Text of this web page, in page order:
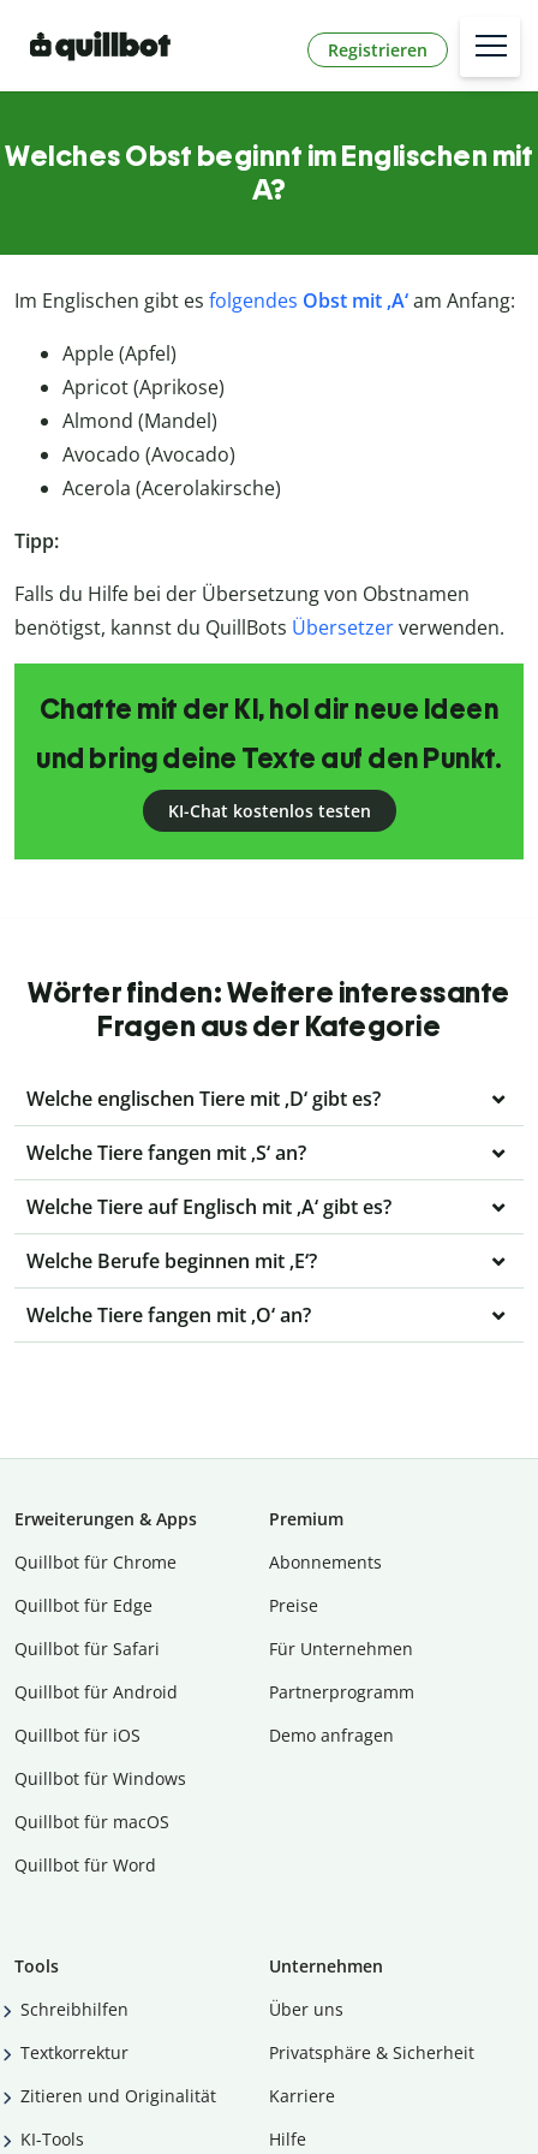
Registrieren
Welches Obst beginnt im Englischen mit
A?
Im Englischen gibt es folgendes Obst mit ‚A‘am Anfang:
Apple (Apfel)
Apricot (Aprikose)
Almond (Mandel)
Avocado (Avocado)
Acerola (Acerolakirsche)
Tipp:
Falls du Hilfe bei der Übersetzung von Obstnamen
benötigst, kannst du QuillBots Übersetzerverwenden.
Chatte mit der KI, hol dir neue Ideen
und bring deine Texte auf den Punkt.
KI-Chat kostenlos testen
Wörter finden: Weitere interessante
Fragen aus der Kategorie
Welche englischen Tiere mit ‚D‘ gibt es?
Welche Tiere fangen mit ‚S‘ an?
Welche Tiere auf Englisch mit ‚A‘ gibt es?
Welche Berufe beginnen mit ‚E‘?
Welche Tiere fangen mit ‚O‘ an?
Erweiterungen & Apps
Quillbot für Chrome
Quillbot für Edge
Quillbot für Safari
Quillbot für Android
Quillbot für iOS
Quillbot für Windows
Quillbot für macOS
Quillbot für Word
Premium
Abon­ne­ments
Preise
Für Unternehmen
Partnerprogramm
Demo anfragen
Tools
Schreibhilfen
Textkorrektur
Zitieren und Originalität
KI-Tools
Unternehmen
Über uns
Privatsphäre & Sicherheit
Karriere
Hilfe